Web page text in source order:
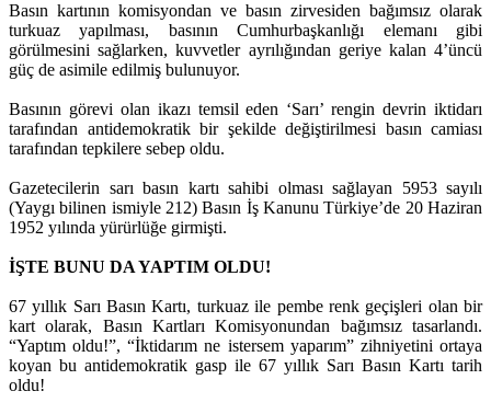
Basın kartının komisyondan ve basın zirvesiden bağımsız olarak
turkuaz yapılması, basının Cumhurbaşkanlığı elemanı gibi
görülmesini sağlarken, kuvvetler ayrılığından geriye kalan 4’üncü
güç de asimile edilmiş bulunuyor.
Basının görevi olan ikazı temsil eden ‘Sarı’ rengin devrin iktidarı
tarafından antidemokratik bir şekilde değiştirilmesi basın camiası
tarafından tepkilere sebep oldu.
Gazetecilerin sarı basın kartı sahibi olması sağlayan 5953 sayılı
(Yaygı bilinen ismiyle 212) Basın İş Kanunu Türkiye’de 20 Haziran
1952 yılında yürürlüğe girmişti.
İŞTE BUNU DA YAPTIM OLDU!
67 yıllık Sarı Basın Kartı, turkuaz ile pembe renk geçişleri olan bir
kart olarak, Basın Kartları Komisyonundan bağımsız tasarlandı.
“Yaptım oldu!”, “İktidarım ne istersem yaparım” zihniyetini ortaya
koyan bu antidemokratik gasp ile 67 yıllık Sarı Basın Kartı tarih
oldu!